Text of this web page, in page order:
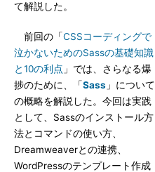
て解説した。
前回の「CSSコーディングで
泣かないためのSassの基礎知識
と10の利点 」では、さらなる爆
捗のために、「Sass 」について
の概略を解説した。今回は実践
として、Sassのインストール方
法とコマンドの使い方、
Dreamweaverとの連携、
WordPressのテンプレート作成